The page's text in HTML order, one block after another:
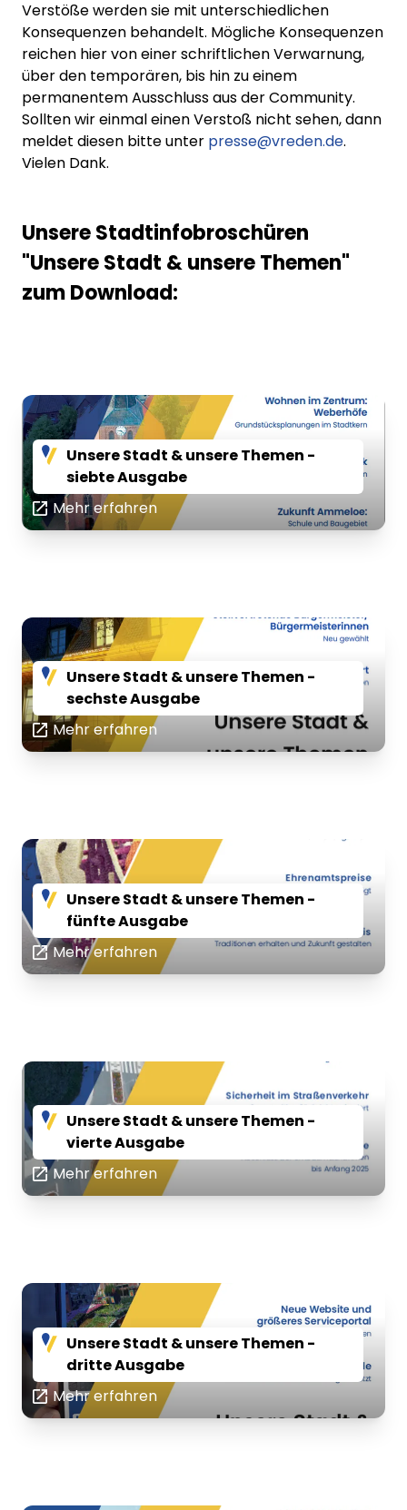
Verstöße werden sie mit unterschiedlichen
Konsequenzen behandelt. Mögliche Konsequenzen
reichen hier von einer schriftlichen Verwarnung,
über den temporären, bis hin zu einem
permanentem Ausschluss aus der Community.
Sollten wir einmal einen Verstoß nicht sehen, dann
meldet diesen bitte unter presse@vreden.de.
Vielen Dank.
Unsere Stadtinfobroschüren
"Unsere Stadt & unsere Themen"
zum Download:
Unsere Stadt & unsere Themen -
siebte Ausgabe
Mehr erfahren
Unsere Stadt & unsere Themen -
sechste Ausgabe
Mehr erfahren
Unsere Stadt & unsere Themen -
fünfte Ausgabe
Mehr erfahren
Unsere Stadt & unsere Themen -
vierte Ausgabe
Mehr erfahren
Unsere Stadt & unsere Themen -
dritte Ausgabe
Mehr erfahren